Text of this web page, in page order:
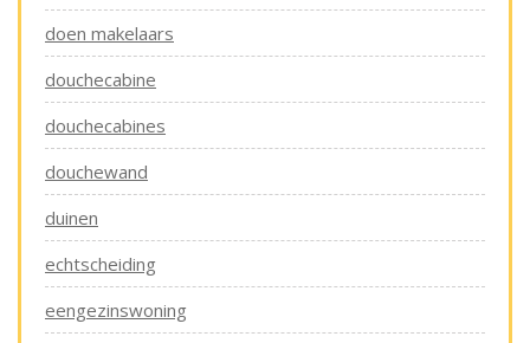
doen makelaars
douchecabine
douchecabines
douchewand
duinen
echtscheiding
eengezinswoning